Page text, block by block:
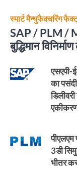
स्मार्ट मैन्युफैक्चरिंग
SAP / PLM /
बुद्धिमान
एसएपी-
का
एकीकरण
पीएलएम
3डी
भीतर